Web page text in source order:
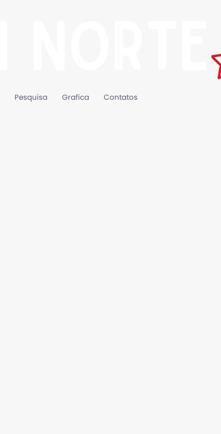
Pesquisa Grafica Contatos